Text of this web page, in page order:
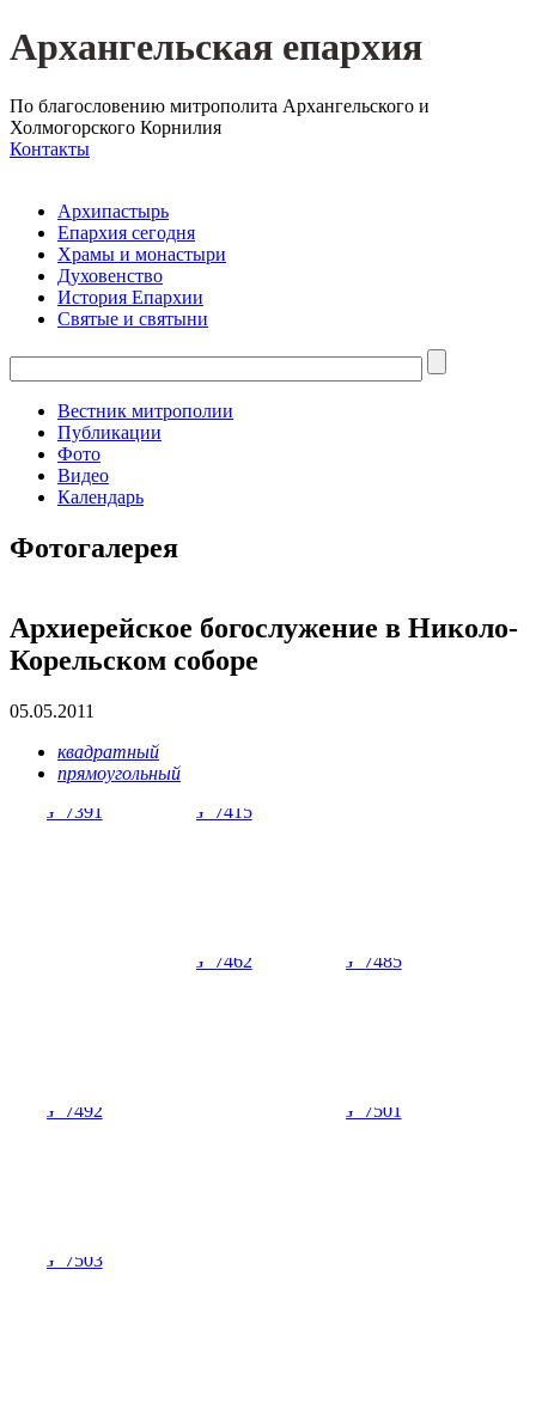
Архангельская епархия
По благословению митрополита Архангельского и
Холмогорского Корнилия
Контакты
Архипастырь
Епархия сегодня
Храмы и монастыри
Духовенство
История Епархии
Святые и святыни
Вестник митрополии
Публикации
Фото
Видео
Календарь
Фотогалерея
Архиерейское богослужение в Николо-
Корельском соборе
05.05.2011
квадратный
прямоугольный